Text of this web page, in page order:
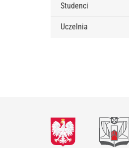
Studenci
Uczelnia